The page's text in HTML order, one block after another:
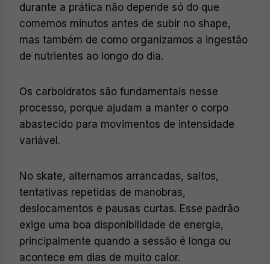
durante a prática não depende só do que
comemos minutos antes de subir no shape,
mas também de como organizamos a ingestão
de nutrientes ao longo do dia.
Os carboidratos são fundamentais nesse
processo, porque ajudam a manter o corpo
abastecido para movimentos de intensidade
variável.
No skate, alternamos arrancadas, saltos,
tentativas repetidas de manobras,
deslocamentos e pausas curtas. Esse padrão
exige uma boa disponibilidade de energia,
principalmente quando a sessão é longa ou
acontece em dias de muito calor.